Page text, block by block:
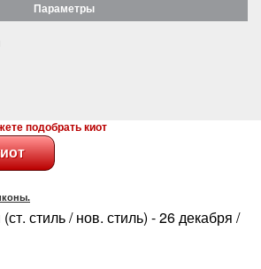
Параметры
подобрать киот
стиль / нов. стиль) - 26 декабря /